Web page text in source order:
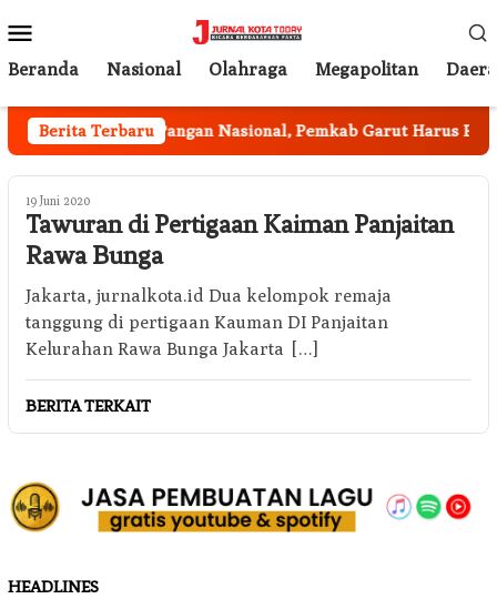
ke
kontenMobile
Beranda Nasional Olahraga Megapolitan
Berita Terbaru
Ketahanan Pangan Nasional, Pemkab Garut Harus Peka
19 Juni 2020
Tawuran di Pertigaan Kaiman Panjaitan
Rawa Bunga
Jakarta, jurnalkota.id Dua kelompok remaja
tanggung di pertigaan Kauman DI Panjaitan
Kelurahan Rawa Bunga Jakarta […]
BERITA TERKAIT
HEADLINES